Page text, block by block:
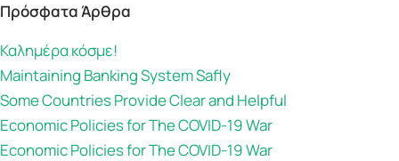
Πρόσφατα Άρθρα
Καλημέρα κόσμε!
Maintaining Banking System Safly
Some Countries Provide Clear and Helpful
Economic Policies for The COVID-19 War
Economic Policies for The COVID-19 War